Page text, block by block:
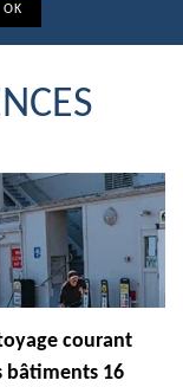
courant
bâtiments 16